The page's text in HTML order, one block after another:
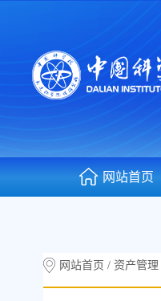
网站首页
网站首页 / 资产管理